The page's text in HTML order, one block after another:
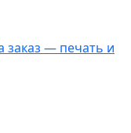
заказ — печать и